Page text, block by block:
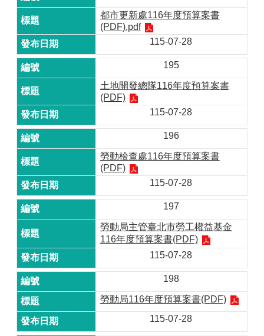
都市更新處116年度預算案書
(PDF).pdf
115-07-28
195
土地開發總隊116年度預算案書
(PDF)
115-07-28
196
勞動檢查處116年度預算案書
(PDF)
115-07-28
197
勞動局主管臺北市勞工權益基金
116年度預算案書(PDF)
115-07-28
198
勞動局116年度預算案書(PDF)
115-07-28